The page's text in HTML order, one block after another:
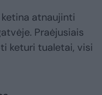
ketina atnaujinti
Praėjusiais
keturi tualetai, visi